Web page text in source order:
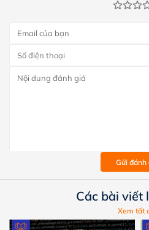
Gửi đánh
Các bài viết
Xem tất